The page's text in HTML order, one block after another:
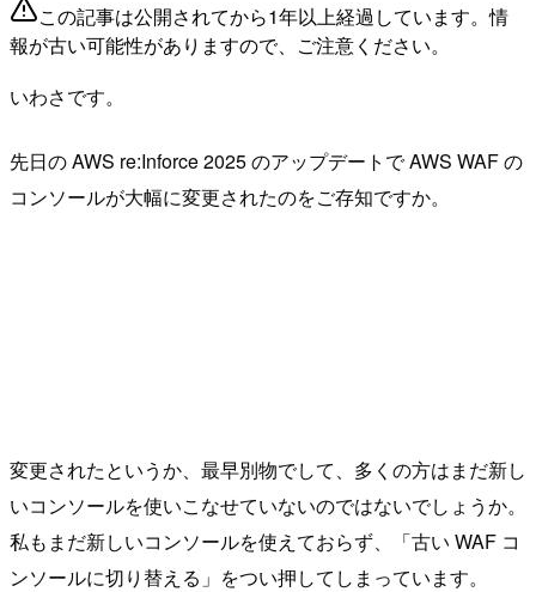
この記事は公開されてから1年以上経過しています。情
報が古い可能性がありますので、ご注意ください。
いわさです。
先日の AWS re:Inforce 2025 のアップデートで AWS WAF の
コンソールが大幅に変更されたのをご存知ですか。
変更されたというか、最早別物でして、多くの方はまだ新し
いコンソールを使いこなせていないのではないでしょうか。
私もまだ新しいコンソールを使えておらず、「古い WAF コ
ンソールに切り替える」をつい押してしまっています。